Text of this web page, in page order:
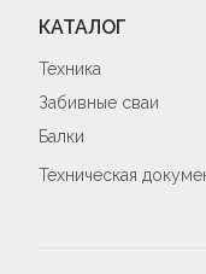
КАТАЛОГ
Техника
Забивные сваи
Балки
Техническая